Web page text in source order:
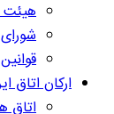
هیئت
ارکان اتاق
اتاق